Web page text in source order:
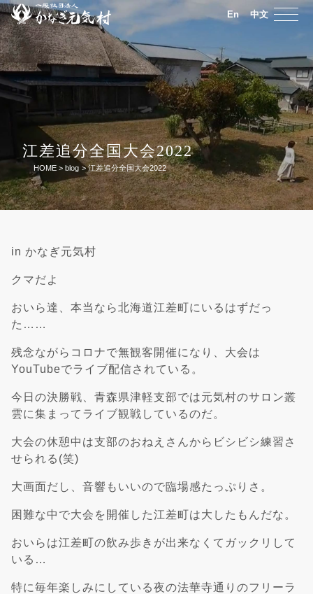
En 中文
江差追分全国大会2022
HOME > blog > 江差追分全国大会2022
in かなぎ元気村
クマだよ
おいら達、本当なら北海道江差町にいるはずだっ
た……
残念ながらコロナで無観客開催になり、大会は
YouTubeでライブ配信されている。
今日の決勝戦、青森県津軽支部では元気村のサロン叢
雲に集まってライブ観戦しているのだ。
大会の休憩中は支部のおねえさんからビシビシ練習さ
せられる(笑)
大画面だし、音響もいいので臨場感たっぷりさ。
困難な中で大会を開催した江差町は大したもんだな。
おいらは江差町の飲み歩きが出来なくてガックリして
いる…
特に毎年楽しみにしている夜の法華寺通りのフリーラ